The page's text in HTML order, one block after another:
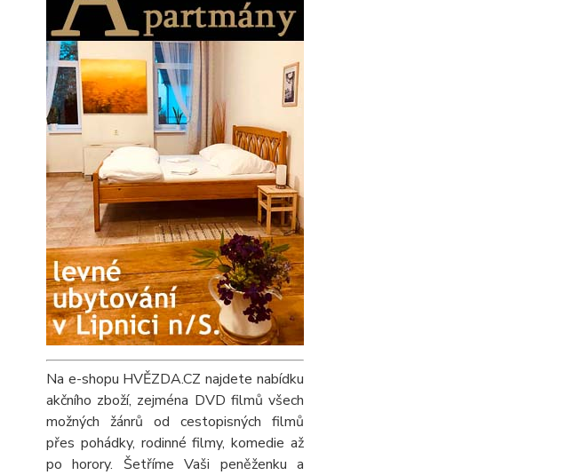
Na e-shopu HVĚZDA.CZ najdete nabídku
akčního zboží, zejména DVD filmů všech
možných žánrů od cestopisných filmů
přes pohádky, rodinné filmy, komedie až
po horory. Šetříme Vaši peněženku a